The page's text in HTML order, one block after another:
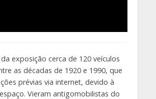
exposição cerca de 120 veículos
as décadas de 1920 e 1990, que
prévias via internet, devido à
Vieram antigomobilistas do